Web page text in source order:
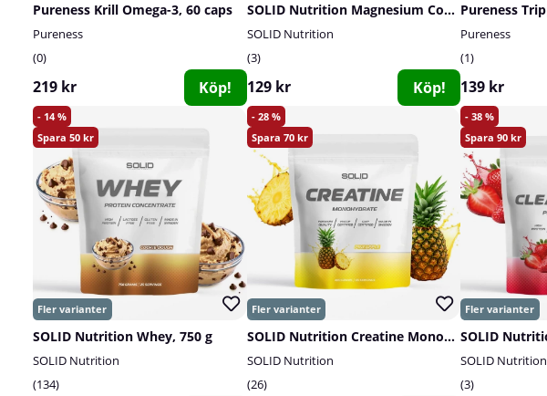
Pureness Krill Omega-3, 60 caps
Pureness
0
219 kr Köp!
SOLID Nutrition Magnesium Complex, 90 caps
SOLID Nutrition
3
129 kr Köp!
Pureness
1
139 kr
14
50
SOLID Nutrition Whey, 750 g
SOLID Nutrition
134
28
70
SOLID Nutrition Creatine Monohydrate, 400 g
SOLID Nutrition
26
38
90
SOLID Nutrition
3